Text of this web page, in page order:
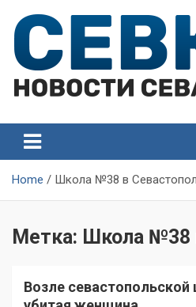
content
Севастополя
Севастополя
Home Школа №38 в
Метка: Школа №38
Возле